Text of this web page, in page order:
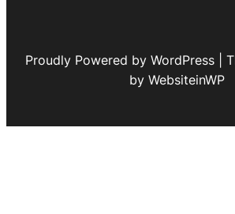
Proudly Powered by WordPress |
by WebsiteinWP